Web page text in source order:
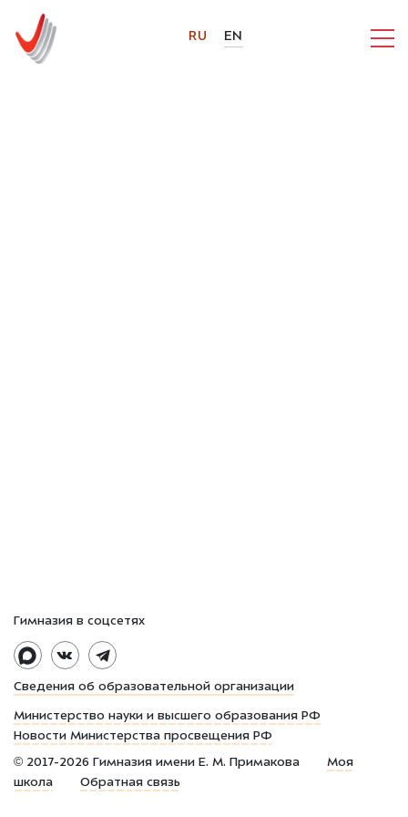
RU EN
Сведения об образовательной организации
Министерство науки и высшего образования РФ
Новости Министерства просвещения РФ
© 2017-2026 Гимназия имени Е. М. Примакова
Моя
школа
Обратная связь
Гимназия в соцсетях